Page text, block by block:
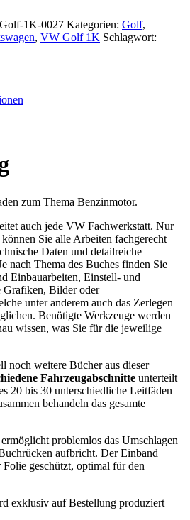
1K-0027 Kategorien: Golf,
, VW Golf 1K Schlagwort:
zum Thema Benzinmotor.
auch jede VW Fachwerkstatt. Nur
Sie alle Arbeiten fachgerecht
Daten und detailreiche
nach Thema des Buches finden Sie
Einbauarbeiten, Einstell- und
Grafiken, Bilder oder
unter anderem auch das Zerlegen
Benötigte Werkzeuge werden
wissen, was Sie für die jeweilige
noch weitere Bücher aus dieser
Fahrzeugabschnitte unterteilt
20 bis 30 unterschiedliche Leitfäden
behandeln das gesamte
problemlos das Umschlagen
aufbricht. Der Einband
geschützt, optimal für den
exklusiv auf Bestellung produziert